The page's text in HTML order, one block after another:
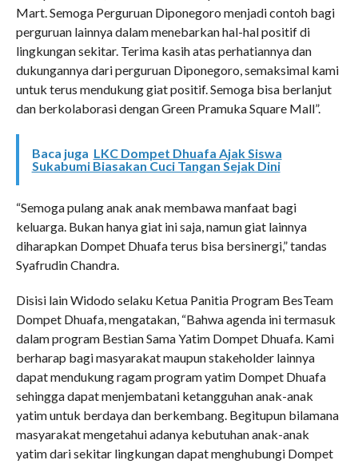
Mart. Semoga Perguruan Diponegoro menjadi contoh bagi
perguruan lainnya dalam menebarkan hal-hal positif di
lingkungan sekitar. Terima kasih atas perhatiannya dan
dukungannya dari perguruan Diponegoro, semaksimal kami
untuk terus mendukung giat positif. Semoga bisa berlanjut
dan berkolaborasi dengan Green Pramuka Square Mall”.
Baca juga LKC Dompet Dhuafa Ajak Siswa
Sukabumi Biasakan Cuci Tangan Sejak Dini
“Semoga pulang anak anak membawa manfaat bagi
keluarga. Bukan hanya giat ini saja, namun giat lainnya
diharapkan Dompet Dhuafa terus bisa bersinergi,” tandas
Syafrudin Chandra.
Disisi lain Widodo selaku Ketua Panitia Program BesTeam
Dompet Dhuafa, mengatakan, “Bahwa agenda ini termasuk
dalam program Bestian Sama Yatim Dompet Dhuafa. Kami
berharap bagi masyarakat maupun stakeholder lainnya
dapat mendukung ragam program yatim Dompet Dhuafa
sehingga dapat menjembatani ketangguhan anak-anak
yatim untuk berdaya dan berkembang. Begitupun bilamana
masyarakat mengetahui adanya kebutuhan anak-anak
yatim dari sekitar lingkungan dapat menghubungi Dompet